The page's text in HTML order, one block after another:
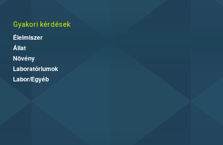
Gyakori kérdések
Élelmiszer
Állat
Növény
Laboratóriumok
Labor/Egyéb